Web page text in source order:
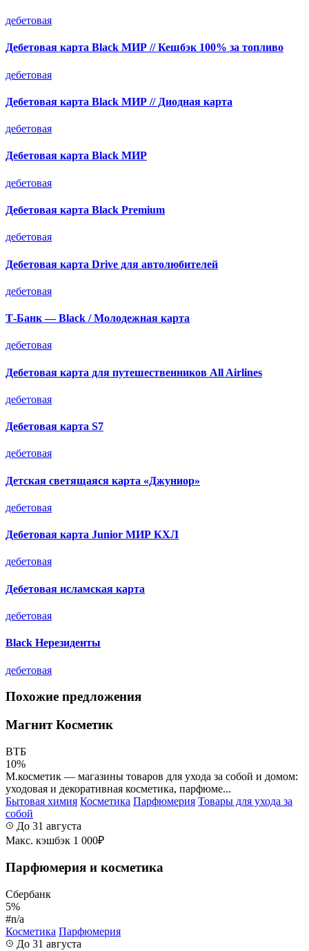
дебетовая
Дебетовая карта Black МИР // Кешбэк 100% за топливо
дебетовая
Дебетовая карта Black МИР // Диодная карта
дебетовая
Дебетовая карта Black МИР
дебетовая
Дебетовая карта Black Premium
дебетовая
Дебетовая карта Drive для автолюбителей
дебетовая
Т-Банк — Black / Молодежная карта
дебетовая
Дебетовая карта для путешественников All Airlines
дебетовая
Дебетовая карта S7
дебетовая
Детская светящаяся карта «Джуниор»
дебетовая
Дебетовая карта Junior МИР КХЛ
дебетовая
Дебетовая исламская карта
дебетовая
Black Нерезиденты
дебетовая
Похожие предложения
Магнит Косметик
ВТБ
10%
М.косметик — магазины товаров для ухода за собой и домом:
уходовая и декоративная косметика, парфюме...
Бытовая химия Косметика Парфюмерия Товары для ухода за
собой
До 31 августа
Макс. кэшбэк 1 000₽
Парфюмерия и косметика
Сбербанк
5%
#n/a
Косметика Парфюмерия
До 31 августа